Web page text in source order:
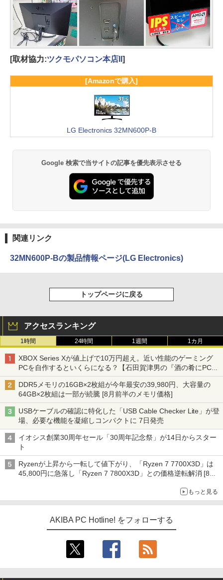
[取材協力:ツクモパソコン本店II ]
[Amazonで購入]
LG Electronics 32MN600P-B
Google 検索で当サイトの記事を優先表示させる
関連リンク
32MN600P-Bの製品情報ページ(LG Electronics)
トップページに戻る
アクセスランキング
1時間 24時間 1週間 1カ月
XBOX Series Xが値上げで10万円超え。近い性能のゲーミング
PCを自作するといくらになる？【石田賀津男の『酒の肴にPCゲ
ーム』】
DDR5メモリの16GB×2枚組が今年最安の39,980円、大容量の
64GB×2枚組は一部が続騰 [8月前半のメモリ価格]
USBケーブルの確認に特化した「USB Cable Checker Lite」が登
場、必要な機能を凝縮しコンパクトに 7日発売
イオシス創業30周年セール「30周年記念祭」が14日からスター
ト
Ryzenが上昇から一転して値下がり、「Ryzen 7 7700X3D」は
45,800円に急落し「Ryzen 7 7800X3D」との価格逆転解消 [8月
もっと見る
AKIBA PC Hotline! をフォローする